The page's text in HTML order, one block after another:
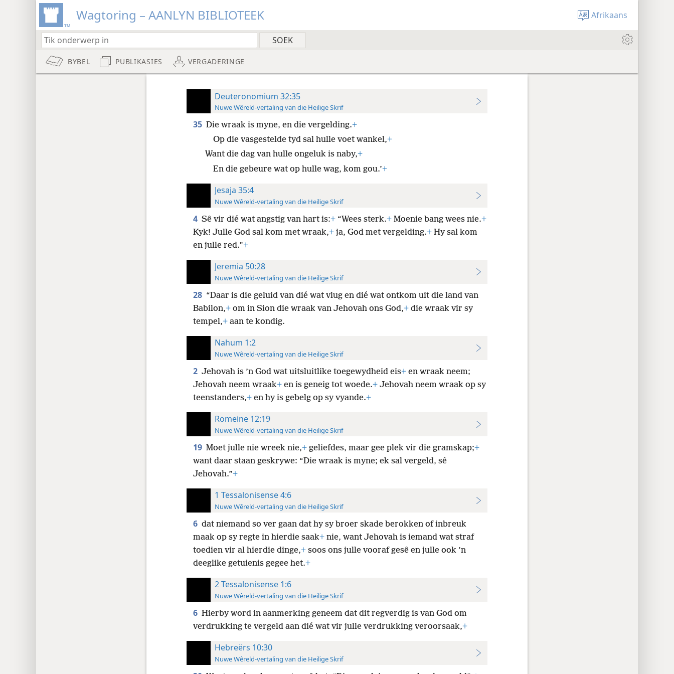
Wagtoring – AANLYN BIBLIOTEEK Afrikaans
BYBEL PUBLIKASIES VERGADERINGE
Deuteronomium 32:35
Nuwe Wêreld-vertaling van die Heilige Skrif
35 Die wraak is myne, en die vergelding.+
Op die vasgestelde tyd sal hulle voet wankel,+
Want die dag van hulle ongeluk is naby,+
En die gebeure wat op hulle wag, kom gou.’+
Jesaja 35:4
Nuwe Wêreld-vertaling van die Heilige Skrif
4 Sê vir dié wat angstig van hart is:+“Wees sterk.+Moenie bang wees nie.+
Kyk! Julle God sal kom met wraak,+ ja, God met vergelding.+Hy sal kom
en julle red.”+
Jeremia 50:28
Nuwe Wêreld-vertaling van die Heilige Skrif
28 “Daar is die geluid van dié wat vlug en dié wat ontkom uit die land van
Babilon,+om in Sion die wraak van Jehovah ons God,+die wraak vir sy
tempel,+aan te kondig.
Nahum 1:2
Nuwe Wêreld-vertaling van die Heilige Skrif
2 Jehovah is ’n God wat uitsluitlike toegewydheid eis+en wraak neem;
Jehovah neem wraak+en is geneig tot woede.+Jehovah neem wraak op sy
teenstanders,+en hy is gebelg op sy vyande.+
Romeine 12:19
Nuwe Wêreld-vertaling van die Heilige Skrif
19 Moet julle nie wreek nie,+geliefdes, maar gee plek vir die gramskap;+
want daar staan geskrywe: “Die wraak is myne; ek sal vergeld, sê
Jehovah.”+
1 Tessalonisense 4:6
Nuwe Wêreld-vertaling van die Heilige Skrif
6 dat niemand so ver gaan dat hy sy broer skade berokken of inbreuk
maak op sy regte in hierdie saak+nie, want Jehovah is iemand wat straf
toedien vir al hierdie dinge,+soos ons julle vooraf gesê en julle ook ’n
deeglike getuienis gegee het.+
2 Tessalonisense 1:6
Nuwe Wêreld-vertaling van die Heilige Skrif
6 Hierby word in aanmerking geneem dat dit regverdig is van God om
verdrukking te vergeld aan dié wat vir julle verdrukking veroorsaak,+
Hebreërs 10:30
Nuwe Wêreld-vertaling van die Heilige Skrif